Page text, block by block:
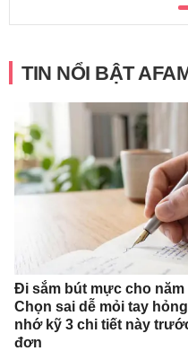
TIN NỔI BẬT
Đi sắm bút mực cho năm
Chọn sai dễ mỏi tay
nhớ kỹ 3 chi tiết này
đơn